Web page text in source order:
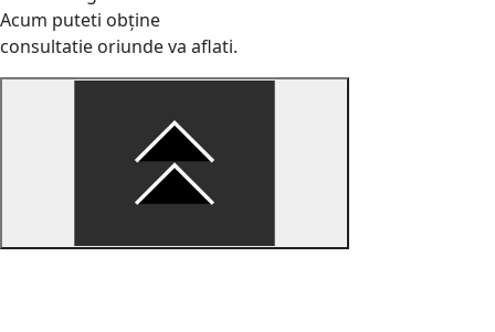
Acum puteti obține
consultatie oriunde va aflati.